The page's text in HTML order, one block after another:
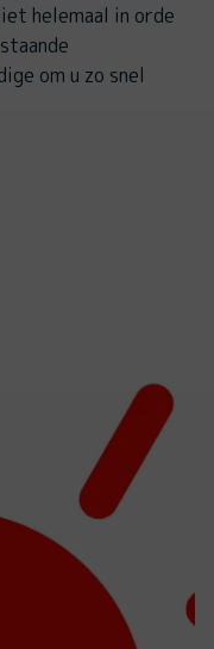
helemaal in orde
om u zo snel